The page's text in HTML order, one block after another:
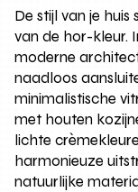
De stijl van je
van de hor-kleur.
moderne
naadloos
minimalistische
met houten
lichte
harmonieuze
natuurlijke